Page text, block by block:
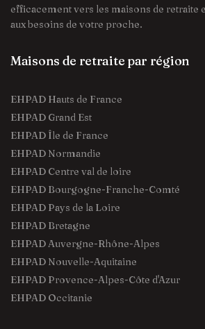
efficacement vers les maisons de retraite
aux besoins de votre proche.
Maisons de retraite par région
EHPAD Hauts de France
EHPAD Grand Est
EHPAD Île de France
EHPAD Normandie
EHPAD Centre val de loire
EHPAD Bourgogne-Franche-Comté
EHPAD Pays de la Loire
EHPAD Bretagne
EHPAD Auvergne-Rhône-Alpes
EHPAD Nouvelle-Aquitaine
EHPAD Provence-Alpes-Côte d'Azur
EHPAD Occitanie